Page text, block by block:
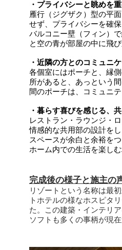
・プライバシーと眺めを
雁行（ジグザク）型の平
せず、プライバシーを確
バルコニー壁（フィン）
と空の青が部屋の中に飛び
・近隣の方とのコミュニ
各個室にはポーチと、縁
所があると、あっという
間のポーチは、コミュニ
・暮らす喜びを感じる、
レストラン・ラウンジ・
情感的な共用部の設計を
スペースが余白と余裕を
ホーム内での生活を楽し
完成後の様子と施主の
リゾートという名称は最
トホテルの様なホスピタ
た。この建築・インテリ
ソフトも多くの事柄が現